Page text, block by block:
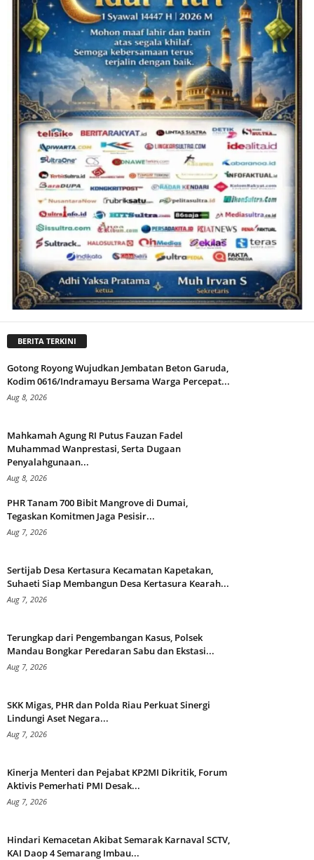
BERITA TERKINI
Gotong Royong Wujudkan Jembatan Beton Garuda,
Kodim 0616/Indramayu Bersama Warga Percepat...
Aug 8, 2026
Mahkamah Agung RI Putus Fauzan Fadel
Muhammad Wanprestasi, Serta Dugaan
Penyalahgunaan...
Aug 8, 2026
PHR Tanam 700 Bibit Mangrove di Dumai,
Tegaskan Komitmen Jaga Pesisir...
Aug 7, 2026
Sertijab Desa Kertasura Kecamatan Kapetakan,
Suhaeti Siap Membangun Desa Kertasura Kearah...
Aug 7, 2026
Terungkap dari Pengembangan Kasus, Polsek
Mandau Bongkar Peredaran Sabu dan Ekstasi...
Aug 7, 2026
SKK Migas, PHR dan Polda Riau Perkuat Sinergi
Lindungi Aset Negara...
Aug 7, 2026
Kinerja Menteri dan Pejabat KP2MI Dikritik, Forum
Aktivis Pemerhati PMI Desak...
Aug 7, 2026
Hindari Kemacetan Akibat Semarak Karnaval SCTV,
KAI Daop 4 Semarang Imbau...